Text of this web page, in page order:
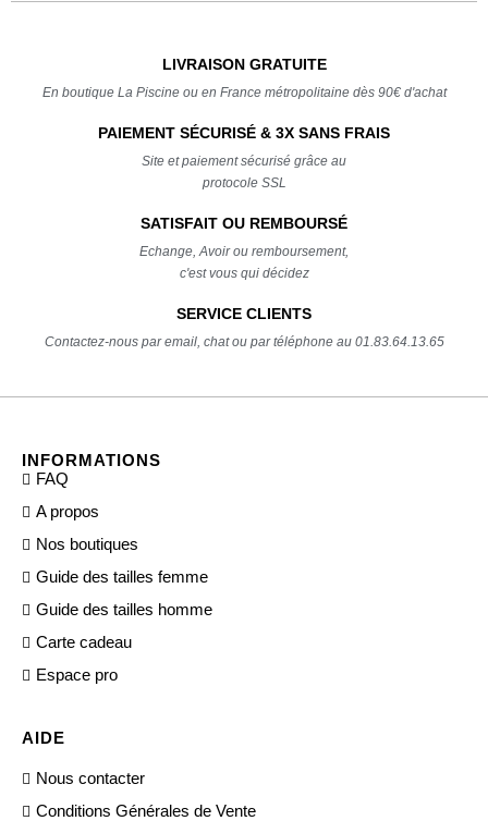
LIVRAISON GRATUITE
En boutique La Piscine ou en France métropolitaine dès 90€ d'achat
PAIEMENT SÉCURISÉ & 3X SANS FRAIS
Site et paiement sécurisé grâce au
protocole SSL
SATISFAIT OU REMBOURSÉ
Echange, Avoir ou remboursement,
c'est vous qui décidez
SERVICE CLIENTS
Contactez-nous par email, chat ou par téléphone au 01.83.64.13.65
INFORMATIONS
FAQ
A propos
Nos boutiques
Guide des tailles femme
Guide des tailles homme
Carte cadeau
Espace pro
AIDE
Nous contacter
Conditions Générales de Vente